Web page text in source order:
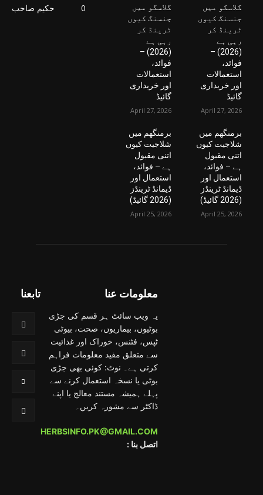
گلاسگو میں
جنسنگ کیوں
ٹرینڈ کر
رہی ہے
(2026) –
فوائد،
استعمالات
اور خریداری
گائیڈ
April 27, 2026
برمنگھم میں
شلاجیت کیوں
اتنی مقبول
ہے – فوائد،
استعمال اور
ڈیمانڈ ٹرینڈز
(2026 گائیڈ)
April 25, 2026
گلاسگو میں
جنسنگ کیوں
ٹرینڈ کر
رہی ہے
(2026) –
فوائد،
استعمالات
اور خریداری
گائیڈ
April 27, 2026
برمنگھم میں
شلاجیت کیوں
اتنی مقبول
ہے – فوائد،
استعمال اور
ڈیمانڈ ٹرینڈز
(2026 گائیڈ)
April 25, 2026
حکیم صاحب
0
معلومات عنا
یہ ویب سائٹ ہر قسم کی جڑی
بوٹیوں، بیماریوں، صحت، بیوٹی
ٹپس، فٹنس، خوراک اور غذائیت
سے متعلق مفید معلومات فراہم
کرتی ہے۔ نوٹ: کوئی بھی جڑی
بوٹی یا نسخہ استعمال کرنے سے
پہلے ہمیشہ مستند معالج یا اپنے
ڈاکٹر سے مشورہ کریں۔
HERBSINFO.PK@GMAIL.COM
: اتصل بنا
تابعنا